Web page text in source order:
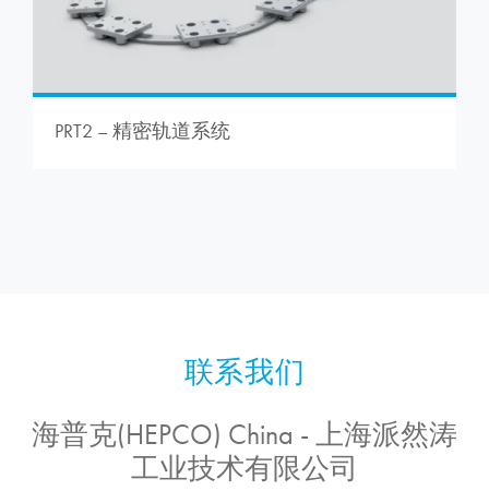
PRT2 – 精密轨道系统
海普克(HEPCO) China - 上海派然涛
工业技术有限公司